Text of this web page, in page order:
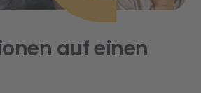
auf einen